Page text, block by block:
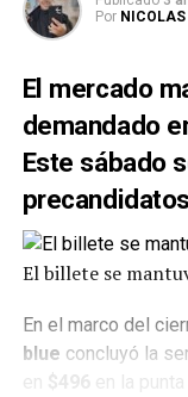
Por NICOLAS
El mercado
demandado
Este sábado
El billete se
En el marco del
blue concluyó la
$496 en la